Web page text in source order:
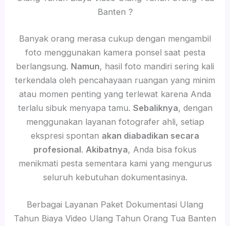
Banten ?
Banyak orang merasa cukup dengan mengambil
foto menggunakan kamera ponsel saat pesta
berlangsung. Namun, hasil foto mandiri sering kali
terkendala oleh pencahayaan ruangan yang minim
atau momen penting yang terlewat karena Anda
terlalu sibuk menyapa tamu. Sebaliknya, dengan
menggunakan layanan fotografer ahli, setiap
ekspresi spontan akan diabadikan secara
profesional. Akibatnya, Anda bisa fokus
menikmati pesta sementara kami yang mengurus
seluruh kebutuhan dokumentasinya.
Berbagai Layanan Paket Dokumentasi Ulang
Tahun Biaya Video Ulang Tahun Orang Tua Banten